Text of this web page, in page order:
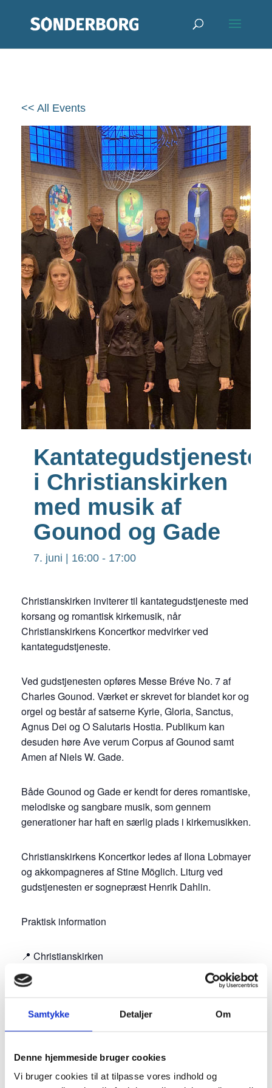
Samtykke Detaljer Om
Denne hjemmeside bruger cookies
Vi bruger cookies til at tilpasse vores indhold og
<< All Events
Kantategudstjeneste
i Christianskirken
med musik af
Gounod og Gade
7. juni | 16:00 - 17:00
Christianskirken inviterer til kantategudstjeneste med
korsang og romantisk kirkemusik, når
Christianskirkens Koncertkor medvirker ved
kantategudstjeneste.
Ved gudstjenesten opføres Messe Bréve No. 7 af
Charles Gounod. Værket er skrevet for blandet kor og
orgel og består af satserne Kyrie, Gloria, Sanctus,
Agnus Dei og O Salutaris Hostia. Publikum kan
desuden høre Ave verum Corpus af Gounod samt
Amen af Niels W. Gade.
Både Gounod og Gade er kendt for deres romantiske,
melodiske og sangbare musik, som gennem
generationer har haft en særlig plads i kirkemusikken.
Christianskirkens Koncertkor ledes af Ilona Lobmayer
og akkompagneres af Stine Möglich. Liturg ved
gudstjenesten er sognepræst Henrik Dahlin.
Praktisk information
📍 Christianskirken
📅 Søndag den 7. juni 2026
🕓 Kl. 16.00–17.00
Alle er velkomne.